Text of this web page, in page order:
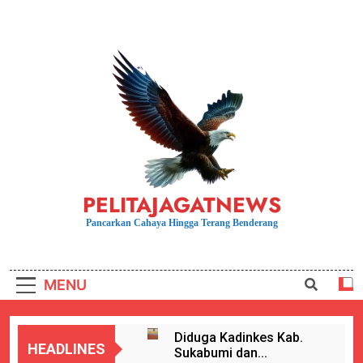
PELITAJAGATNEWS
Pancarkan Cahaya Hingga Terang Benderang
MENU
HEADLINES
Diduga Kadinkes Kab.
Sukabumi dan